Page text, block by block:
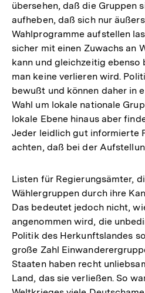
übersehen, daß die Gruppen
aufheben, daß sich nur
Wahlprogramme aufstellen
sicher mit einen Zuwachs an
kann und gleichzeitig ebenso
man keine verlieren wird.
bewußt und können daher in
Wahl um lokale nationale
lokale Ebene hinaus aber
Jeder leidlich gut informierte
achten, daß bei der
Listen für Regierungsämter,
Wählergruppen durch ihre
Das bedeutet jedoch nicht,
angenommen wird, die
Politik des Herkunftslandes
große Zahl
Staaten haben recht
Land, das sie verließen. So